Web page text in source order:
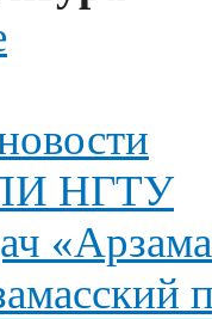
НГТУ